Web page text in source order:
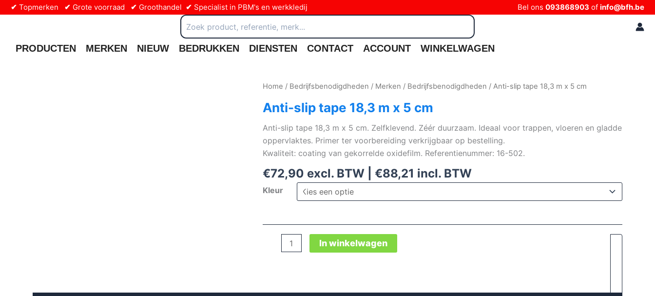
inhoud
✔ Topmerken ✔ Grote voorraad ✔ Groothandel ✔ Specialist in PBM's en werkkledij Bel ons 093868903 of info@bfh.be
Zoeken
naar:
PRODUCTEN MERKEN NIEUW BEDRUKKEN DIENSTEN CONTACT ACCOUNT WINKELWAGEN
Home / Bedrijfsbenodigdheden / Merken / Bedrijfsbenodigdheden / Anti-slip tape 18,3 m x 5 cm
Anti-slip tape 18,3 m x 5 cm
Anti-slip tape 18,3 m x 5 cm. Zelfklevend. Zéér duurzaam. Ideaal voor trappen, vloeren en gladde
oppervlaktes. Primer ter voorbereiding verkrijgbaar op bestelling.
Kwaliteit: coating van gekorrelde oxidefilm. Referentienummer: 16-502.
€72,90 excl. BTW | €88,21 incl. BTW
Kleur
m
In winkelwagen